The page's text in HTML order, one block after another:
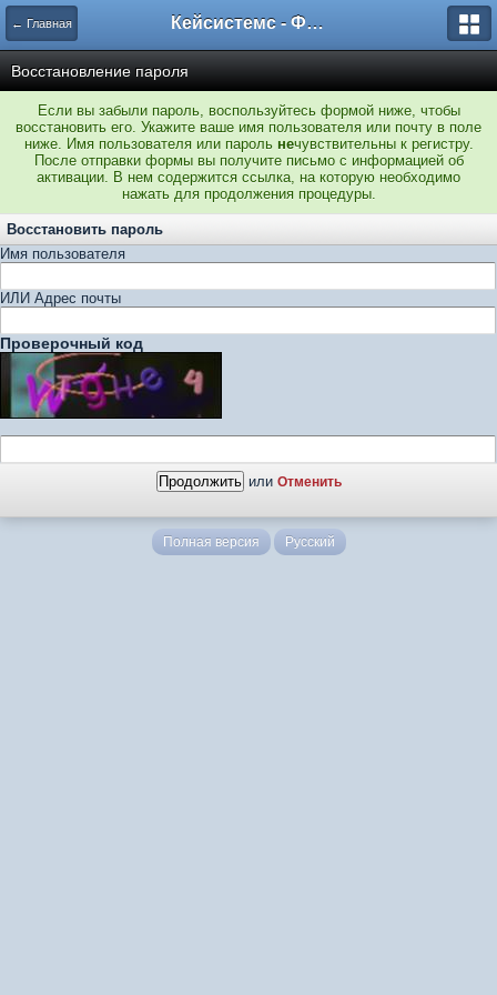
← Главная Кейсистемс - Форумы
Восстановление пароля
Если вы забыли пароль, воспользуйтесь формой ниже, чтобы
восстановить его. Укажите ваше имя пользователя или почту в поле
ниже. Имя пользователя или пароль нечувствительны к регистру.
После отправки формы вы получите письмо с информацией об
активации. В нем содержится ссылка, на которую необходимо
нажать для продолжения процедуры.
Восстановить пароль
Имя пользователя
ИЛИ Адрес почты
Проверочный код
или Отменить
Полная версия Русский